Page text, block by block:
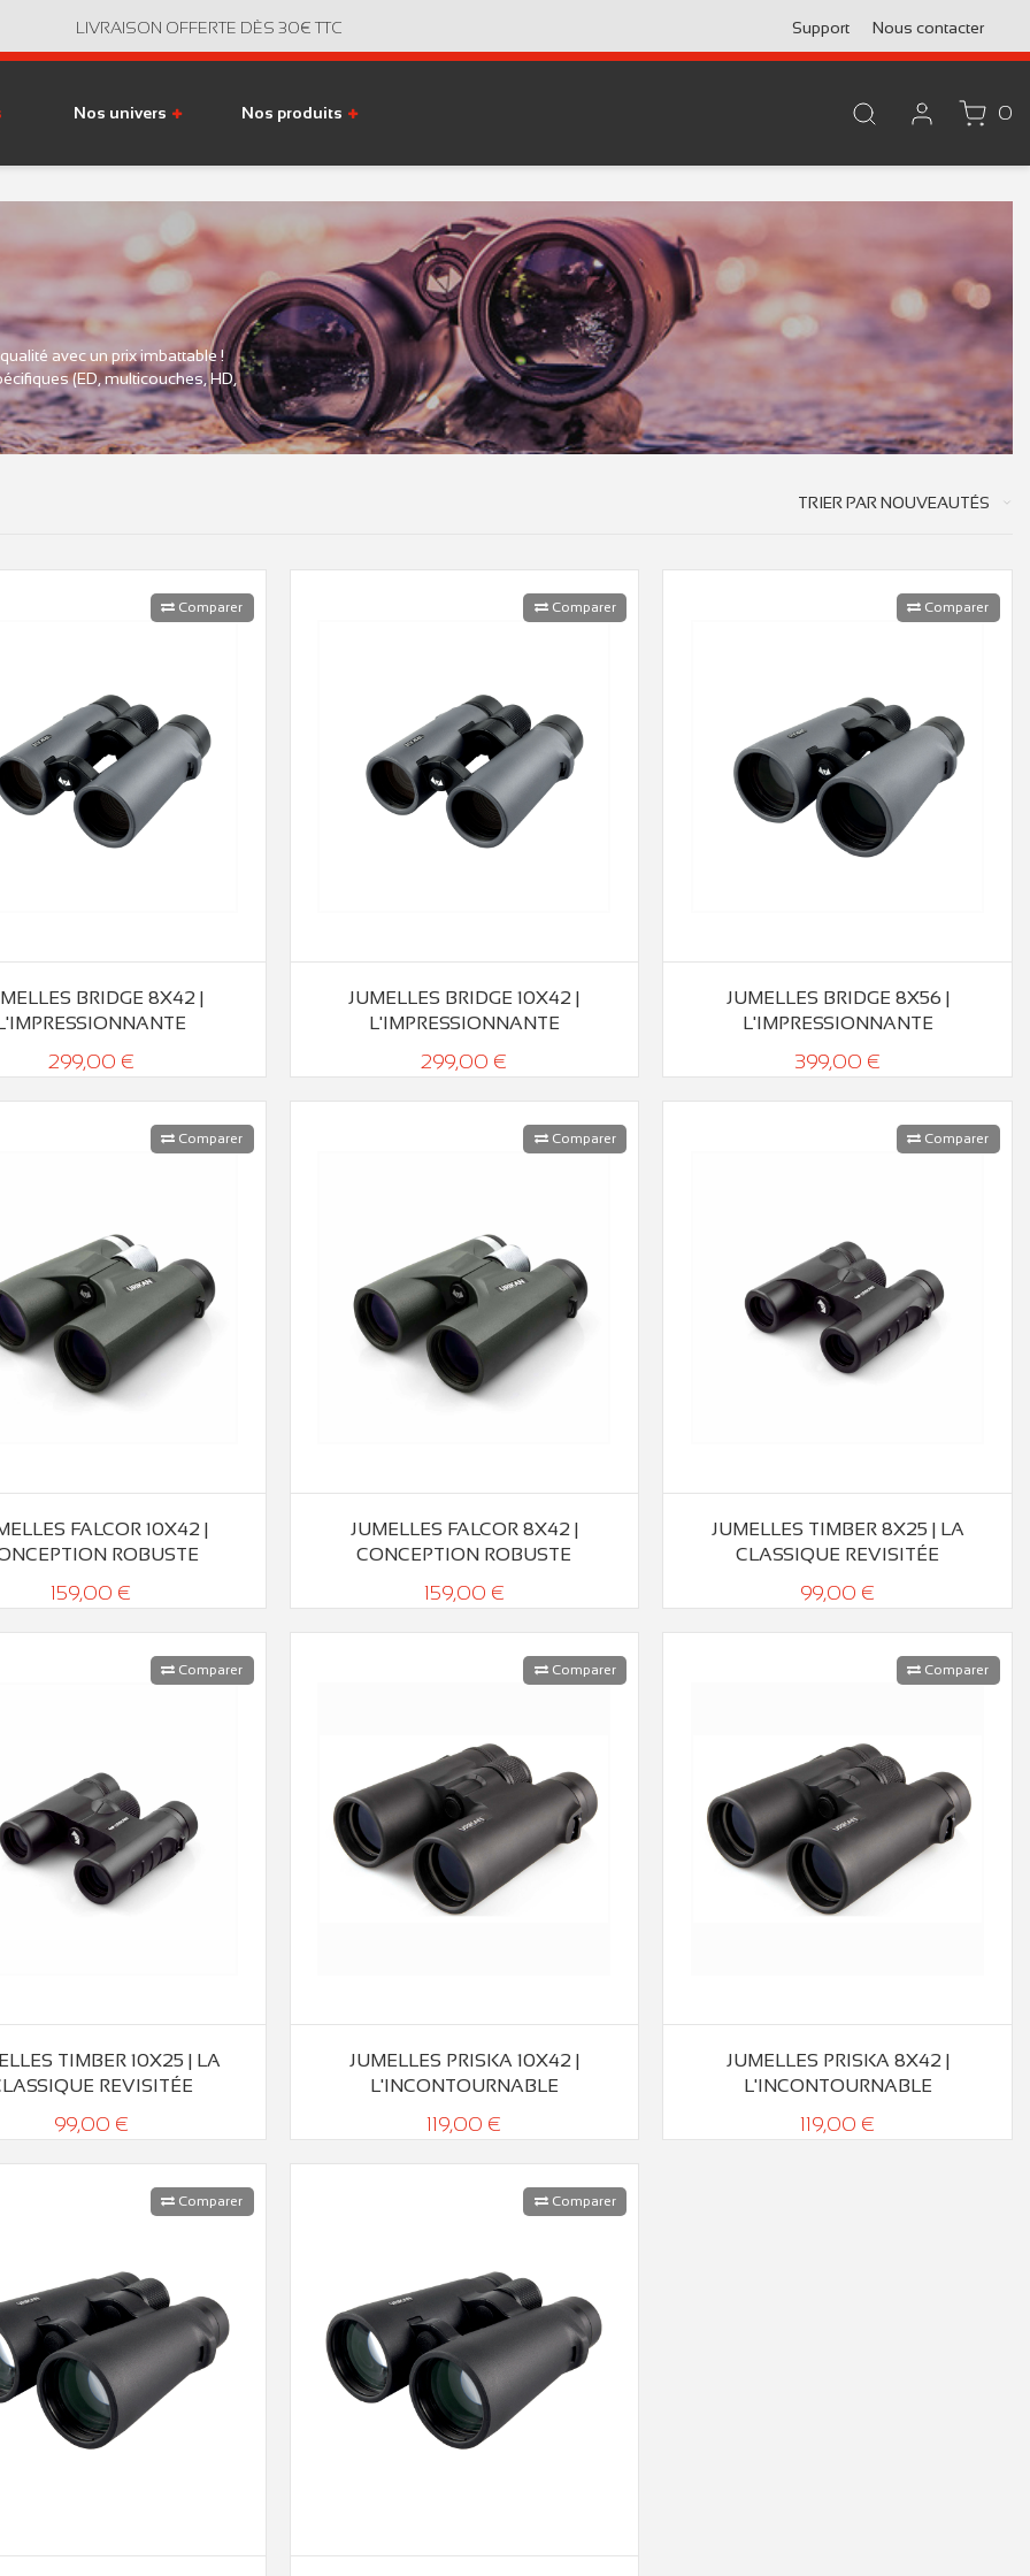
LIVRAISON OFFERTE DÈS 30€ TTC Support Nous contacter
Nos univers Nos produits 0
avec un prix imbattable !
(ED, multicouches, HD,
TRIER PAR NOUVEAUTÉS
Comparer
BRIDGE 8X42 |
299,00 €
Comparer
JUMELLES BRIDGE 10X42 |
L'IMPRESSIONNANTE
299,00 €
Comparer
JUMELLES BRIDGE 8X56 |
L'IMPRESSIONNANTE
399,00 €
Comparer
FALCOR 10X42 |
ROBUSTE
159,00 €
Comparer
JUMELLES FALCOR 8X42 |
CONCEPTION ROBUSTE
159,00 €
Comparer
JUMELLES TIMBER 8X25 | LA
CLASSIQUE REVISITÉE
99,00 €
Comparer
TIMBER 10X25 | LA
REVISITÉE
99,00 €
Comparer
JUMELLES PRISKA 10X42 |
L'INCONTOURNABLE
119,00 €
Comparer
JUMELLES PRISKA 8X42 |
L'INCONTOURNABLE
119,00 €
Comparer Comparer